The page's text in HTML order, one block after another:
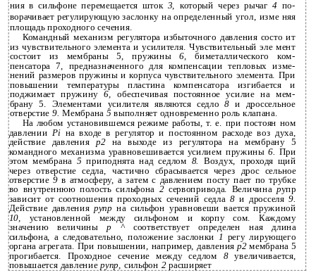
ния в сильфоне перемещается шток 3, который через рычаг4 по­
ворачивает регулирующую заслонку на определенный угол, изме­ няя
площадь проходного сечения.
Командный механизм регулятора избыточного давления состо­ ит
из чувствительного элемента и усилителя. Чувствительный эле­ мент
состоит из мембраны 5, пружины6,биметаллического ком­
пенсатора 7, предназначенного для компенсации тепловых изме­
нений размеров пружины и корпуса чувствительного элемента. При
повышении температуры пластина компенсатора изгибается и
поджимает пружину6,обеспечивая постоянное усилие на мем­
брану 5. Элементами усилителя являются седло8и дроссельное
отверстие9.Мембрана 5выполняет одновременно роль клапана.
На любом установившемся режиме работы, т. е. при постоян­ ном
давлении Pi на входе в регулятор и постоянном расходе воз­ духа,
действие давления р2 на выходе из регулятора на мембрану 5
командного механизма уравновешивается усилием пружины 6. При
этом мембрана 5приподнята над седлом 8. Воздух, проходя­ щий
через отверстие седла, частично сбрасывается через дрос­ сельное
отверстие 9 в атмосферу, а затем с давлением посту­ пает по трубке
во внутреннюю полость сильфона 2 сервопривода. Величина рупр
зависит от соотношения проходных сечений седла 8 и дросселя9.
Действие давления рупрна сильфон уравновеши­ вается пружиной
10, установленной между сильфоном и корпу­ сом. Каждому
значению величиныр ^ соответствует определен­ ная длина
сильфона, а следовательно, положение заслонки 1 регу­ лирующего
органа агрегата. При повышении, например, давления р2мембрана 5
прогибается. Проходное сечение между седлом 8увеличивается,
повышается давлениерупр, сильфон 2расширяет­